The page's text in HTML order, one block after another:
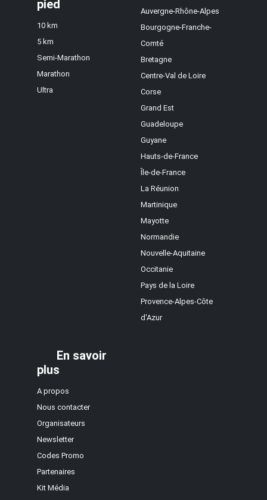
pied
10 km
5 km
Semi-Marathon
Marathon
Ultra
Auvergne-Rhône-Alpes
Bourgogne-Franche-
Comté
Bretagne
Centre-Val de Loire
Corse
Grand Est
Guadeloupe
Guyane
Hauts-de-France
Île-de-France
La Réunion
Martinique
Mayotte
Normandie
Nouvelle-Aquitaine
Occitanie
Pays de la Loire
Provence-Alpes-Côte
d'Azur
En savoir
plus
A propos
Nous contacter
Organisateurs
Newsletter
Codes Promo
Partenaires
Kit Média